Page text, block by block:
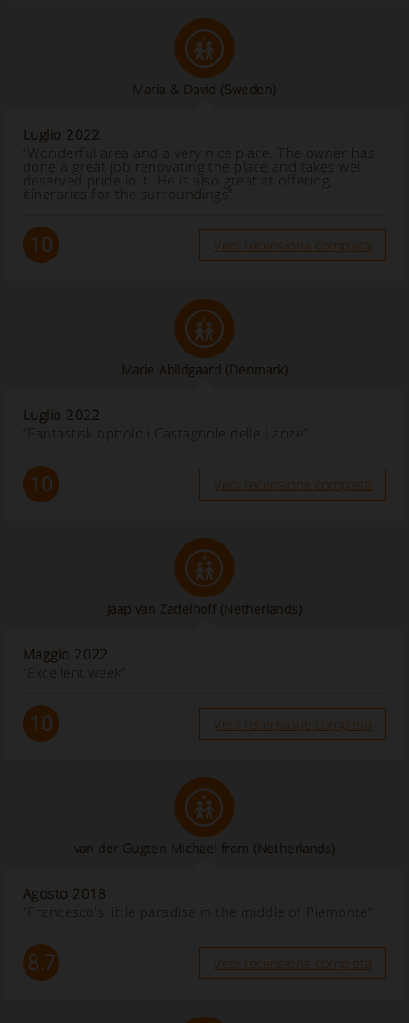
Maria & David (Sweden)
Luglio 2022
“Wonderful area and a very nice place. The owner has
done a great job renovating the place and takes well
deserved pride in it. He is also great at offering
itineraries for the surroundings”
10 Vedi recensione completa
Marie Abildgaard (Denmark)
Luglio 2022
“Fantastisk ophold i Castagnole delle Lanze”
10 Vedi recensione completa
Jaap van Zadelhoff (Netherlands)
Maggio 2022
“Excellent week”
10 Vedi recensione completa
van der Gugten Michael from (Netherlands)
Agosto 2018
“Francesco's little paradise in the middle of Piemonte”
8.7 Vedi recensione completa